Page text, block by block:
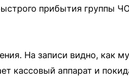
прибытия группы
На записи видно, как
кассовый аппарат и